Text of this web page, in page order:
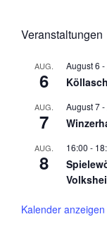
Veranstaltungen
AUG.
6
August 6 -
AUG.
7
August 7-
AUG.
8
16:00 -
Kalender anzeigen